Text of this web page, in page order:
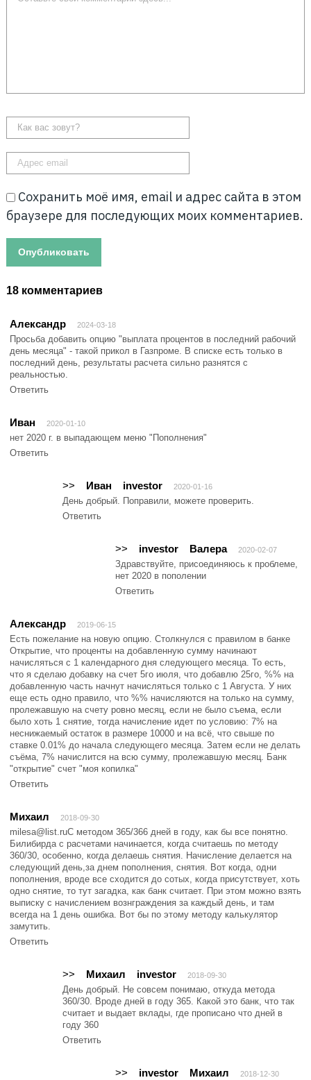
Сохранить моё имя, email и адрес сайта в этом
браузере для последующих моих комментариев.
18 комментариев
Александр 2024-03-18
Просьба добавить опцию "выплата процентов в последний рабочий
день месяца" - такой прикол в Газпроме. В списке есть только в
последний день, результаты расчета сильно разнятся с
реальностью.
Ответить
Иван 2020-01-10
нет 2020 г. в выпадающем меню "Пополнения"
Ответить
investor
>> Иван 2020-01-16
День добрый. Поправили, можете проверить.
Ответить
Валера
>> investor 2020-02-07
Здравствуйте, присоединяюсь к проблеме,
нет 2020 в пополении
Ответить
Александр 2019-06-15
Есть пожелание на новую опцию. Столкнулся с правилом в банке
Открытие, что проценты на добавленную сумму начинают
начисляться с 1 календарного дня следующего месяца. То есть,
что я сделаю добавку на счет 5го июля, что добавлю 25го, %% на
добавленную часть начнут начисляться только с 1 Августа. У них
еще есть одно правило, что %% начисляются на только на сумму,
пролежавшую на счету ровно месяц, если не было съема, если
было хоть 1 снятие, тогда начисление идет по условию: 7% на
неснижаемый остаток в размере 10000 и на всё, что свыше по
ставке 0.01% до начала следующего месяца. Затем если не делать
съёма, 7% начислится на всю сумму, пролежавшую месяц. Банк
"открытие" счет "моя копилка"
Ответить
Михаил 2018-09-30
milesa@list.ruС методом 365/366 дней в году, как бы все понятно.
Билибирда с расчетами начинается, когда считаешь по методу
360/30, особенно, когда делаешь снятия. Начисление делается на
следующий день,за днем пополнения, снятия. Вот когда, одни
пополнения, вроде все сходится до сотых, когда присутствует, хоть
одно снятие, то тут загадка, как банк считает. При этом можно взять
выписку с начислением вознграждения за каждый день, и там
всегда на 1 день ошибка. Вот бы по этому методу калькулятор
замутить.
Ответить
investor
>> Михаил 2018-09-30
День добрый. Не совсем понимаю, откуда метода
360/30. Вроде дней в году 365. Какой это банк, что так
считает и выдает вклады, где прописано что дней в
году 360
Ответить
Михаил
>> investor 2018-12-30